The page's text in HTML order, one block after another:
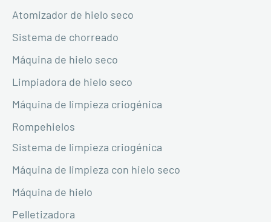
Atomizador de hielo seco
Sistema de chorreado
Máquina de hielo seco
Limpiadora de hielo seco
Máquina de limpieza criogénica
Rompehielos
Sistema de limpieza criogénica
Máquina de limpieza con hielo seco
Máquina de hielo
Pelletizadora